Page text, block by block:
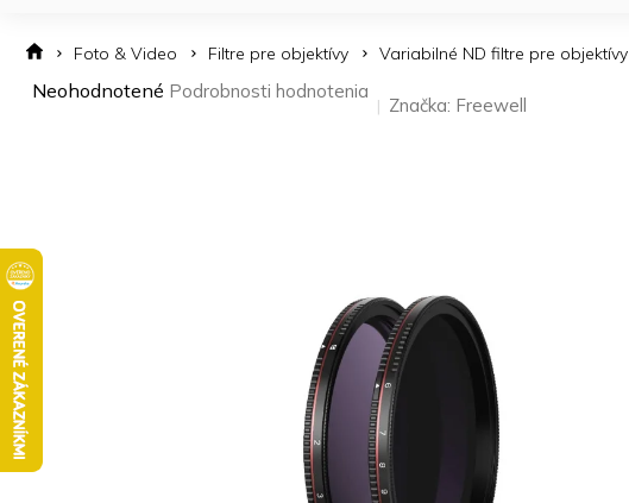
Foto & Video Filtre pre objektívy Variabilné ND filtre pre objektívy
Priemerné
Neohodnotené Podrobnosti hodnotenia
Značka: Freewell